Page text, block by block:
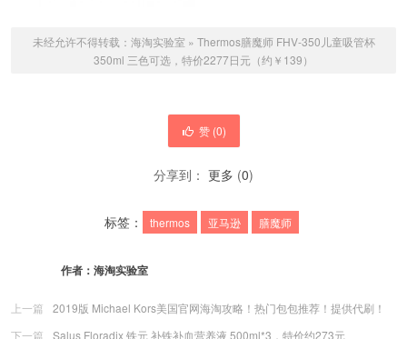
未经允许不得转载： 海淘实验室 » Thermos膳魔师 FHV-350儿童吸管杯
350ml 三色可选，特价2277日元（约￥139）
赞 (0)
分享到： 更多 (0)
标签： thermos 亚马逊 膳魔师
作者： 海淘实验室
上一篇
2019版 Michael Kors美国官网海淘攻略！热门包包推荐！提供代刷！
下一篇
Salus Floradix 铁元 补铁补血营养液 500ml*3，特价约273元